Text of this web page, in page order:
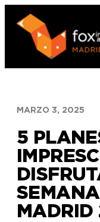
Saltar
contenido
MARZO 3, 2025
5